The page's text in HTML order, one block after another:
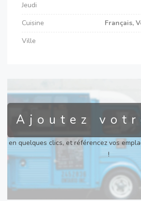
Jeudi
Cuisine
Français,
Ville
Ajoutez
en quelques clics, et référencez vos
!